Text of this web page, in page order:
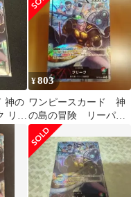
神の
リー
¥803
ワンピースカード 神
の島の冒険 リーパ
ラ クリーク リーダ
ーパラレル 自引き品